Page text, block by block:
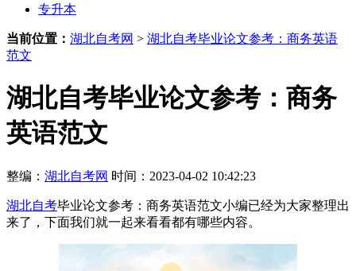
专升本
当前位置： 湖北自考网 > 湖北自考毕业论文参考：商务英语
范文
湖北自考毕业论文参考：商务
英语范文
整编： 湖北自考网 时间：2023-04-02 10:42:23
湖北自考毕业论文参考：商务英语范文小编已经为大家整理出
来了，下面我们就一起来看看都有哪些内容。